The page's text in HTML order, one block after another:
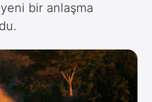
bir anlaşma